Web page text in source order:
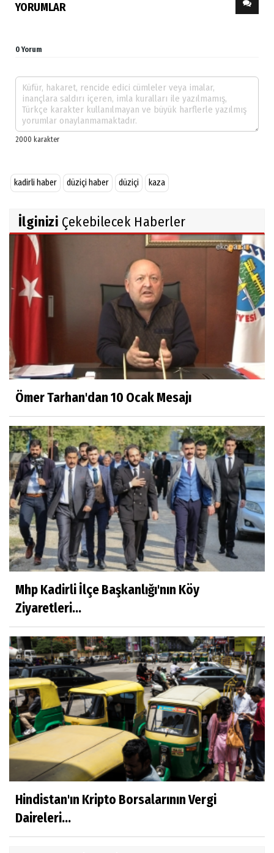
YORUMLAR
0 Yorum
kadirli haber düziçi haber düziçi kaza
İlginizi Çekebilecek Haberler
Ömer Tarhan'dan 10 Ocak Mesajı
Mhp Kadirli İlçe Başkanlığı'nın Köy
Ziyaretleri...
Hindistan'ın Kripto Borsalarının Vergi
Daireleri...